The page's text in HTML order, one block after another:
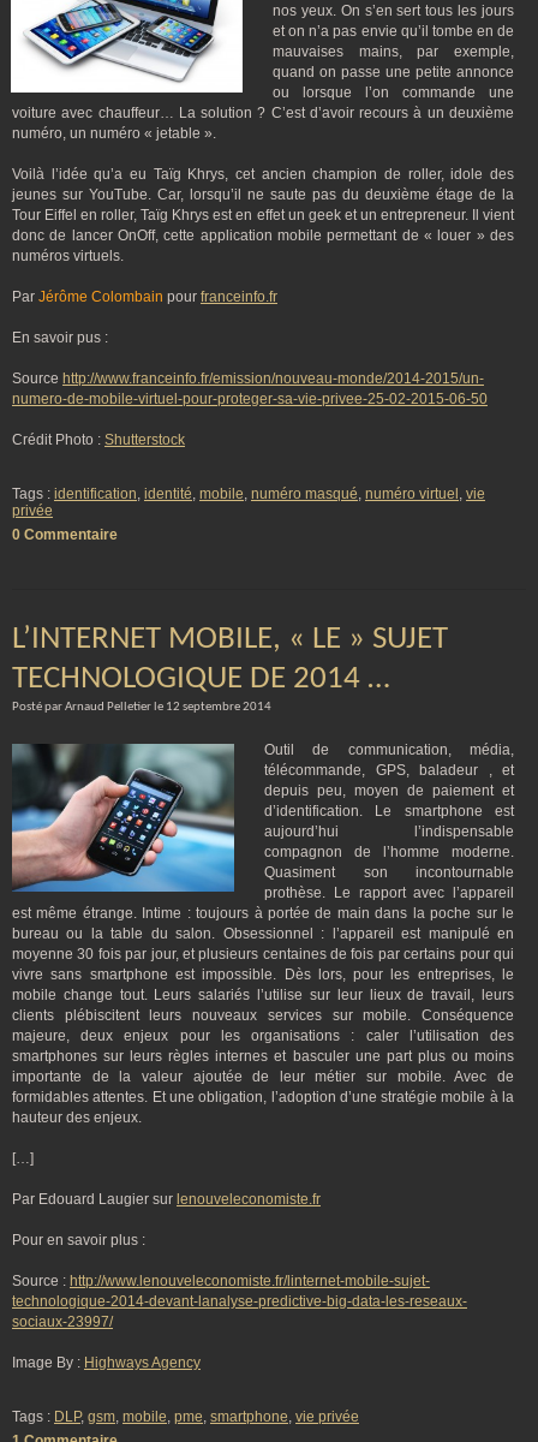
nos yeux. On s’en sert tous les jours
et on n’a pas envie qu’il tombe en de
mauvaises mains, par exemple,
quand on passe une petite annonce
ou lorsque l’on commande une
voiture avec chauffeur… La solution ? C’est d’avoir recours à un deuxième
numéro, un numéro « jetable ».
Voilà l’idée qu’a eu Taïg Khrys, cet ancien champion de roller, idole des
jeunes sur YouTube. Car, lorsqu’il ne saute pas du deuxième étage de la
Tour Eiffel en roller, Taïg Khrys est en effet un geek et un entrepreneur. Il vient
donc de lancer OnOff, cette application mobile permettant de « louer » des
numéros virtuels.
Par Jérôme Colombain pour franceinfo.fr
En savoir pus :
Source http://www.franceinfo.fr/emission/nouveau-monde/2014-2015/un-
numero-de-mobile-virtuel-pour-proteger-sa-vie-privee-25-02-2015-06-50
Crédit Photo : Shutterstock
Tags : identification, identité, mobile, numéro masqué, numéro virtuel , vie
privée
0 Commentaire
L’INTERNET MOBILE, « LE » SUJET
TECHNOLOGIQUE DE 2014 …
Posté par Arnaud Pelletier le 12 septembre 2014
Outil de communication, média,
télécommande, GPS, baladeur , et
depuis peu, moyen de paiement et
d’identification. Le smartphone est
aujourd’hui l’indispensable
compagnon de l’homme moderne.
Quasiment son incontournable
prothèse. Le rapport avec l’appareil
est même étrange. Intime : toujours à portée de main dans la poche sur le
bureau ou la table du salon. Obsessionnel : l’appareil est manipulé en
moyenne 30 fois par jour, et plusieurs centaines de fois par certains pour qui
vivre sans smartphone est impossible. Dès lors, pour les entreprises, le
mobile change tout. Leurs salariés l’utilise sur leur lieux de travail, leurs
clients plébiscitent leurs nouveaux services sur mobile. Conséquence
majeure, deux enjeux pour les organisations : caler l’utilisation des
smartphones sur leurs règles internes et basculer une part plus ou moins
importante de la valeur ajoutée de leur métier sur mobile. Avec de
formidables attentes. Et une obligation, l’adoption d’une stratégie mobile à la
hauteur des enjeux.
[…]
Par Edouard Laugier sur lenouveleconomiste.fr
Pour en savoir plus :
Source : http://www.lenouveleconomiste.fr/linternet-mobile-sujet-
technologique-2014-devant-lanalyse-predictive-big-data-les-reseaux-
sociaux-23997/
Image By : Highways Agency
Tags : DLP, gsm, mobile, pme, smartphone, vie privée